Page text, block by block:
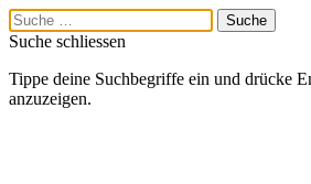
Suche schliessen
Tippe deine Suchbegriffe ein und drücke
anzuzeigen.